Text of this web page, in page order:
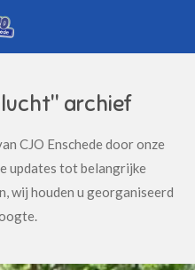
archief
CJO Enschede door onze
updates tot belangrijke
wij houden u georganiseerd